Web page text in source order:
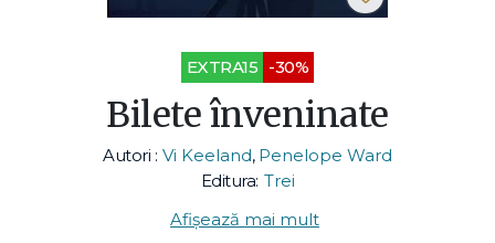
EXTRA15 -30%
Bilete înveninate
Autori : Vi Keeland, Penelope Ward
Editura: Trei
Afișează mai mult